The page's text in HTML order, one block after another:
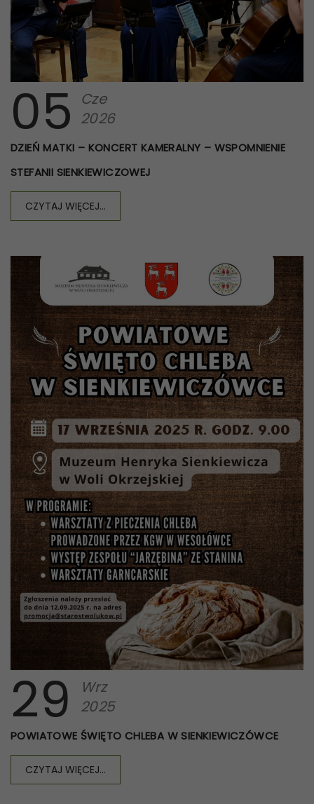
05
Cze
2026
DZIEŃ MATKI – KONCERT KAMERALNY – WSPOMNIENIE
STEFANII SIENKIEWICZOWEJ
CZYTAJ WIĘCEJ...
29
Wrz
2025
POWIATOWE ŚWIĘTO CHLEBA W SIENKIEWICZÓWCE
CZYTAJ WIĘCEJ...